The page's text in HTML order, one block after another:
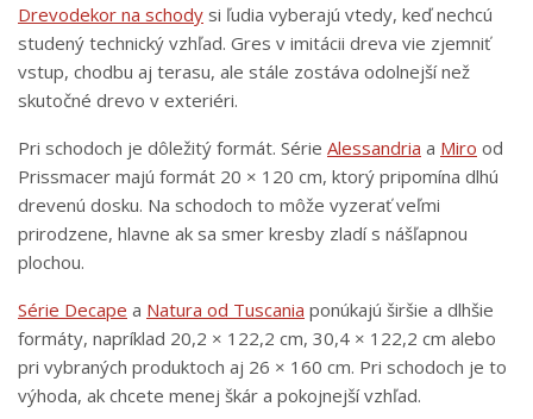
Drevodekor na schody si ľudia vyberajú vtedy, keď nechcú
studený technický vzhľad. Gres v imitácii dreva vie zjemniť
vstup, chodbu aj terasu, ale stále zostáva odolnejší než
skutočné drevo v exteriéri.
Pri schodoch je dôležitý formát. Série Alessandria a Miro od
Prissmacer majú formát 20 × 120 cm, ktorý pripomína dlhú
drevenú dosku. Na schodoch to môže vyzerať veľmi
prirodzene, hlavne ak sa smer kresby zladí s nášľapnou
plochou.
Série Decape a Natura od Tuscania ponúkajú širšie a dlhšie
formáty, napríklad 20,2 × 122,2 cm, 30,4 × 122,2 cm alebo
pri vybraných produktoch aj 26 × 160 cm. Pri schodoch je to
výhoda, ak chcete menej škár a pokojnejší vzhľad.